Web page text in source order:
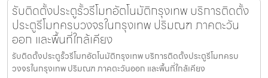
รับติดตั้งประตูรั้วรีโมทอัตโนมัติกรุงเทพ บริการติดตั้ง
ประตูรีโมทครบวงจรในกรุงเทพ ปริมณฑ ภาคตะวัน
ออก และพื้นที่ใกล้เคียง
รับติดตั้งประตูรั้วรีโมทอัตโนมัติกรุงเทพ บริการติดตั้งประตูรีโมทครบ
วงจรในกรุงเทพ ปริมณฑ ภาคตะวันออก และพื้นที่ใกล้เคียง